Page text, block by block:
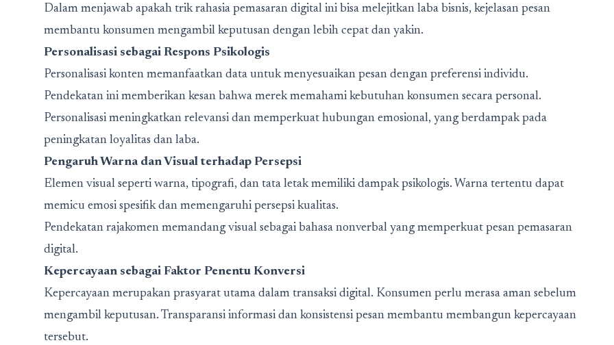
Dalam menjawab apakah trik rahasia pemasaran digital ini bisa melejitkan laba bisnis, kejelasan pesan
membantu konsumen mengambil keputusan dengan lebih cepat dan yakin.
Personalisasi sebagai Respons Psikologis
Personalisasi konten memanfaatkan data untuk menyesuaikan pesan dengan preferensi individu.
Pendekatan ini memberikan kesan bahwa merek memahami kebutuhan konsumen secara personal.
Personalisasi meningkatkan relevansi dan memperkuat hubungan emosional, yang berdampak pada
peningkatan loyalitas dan laba.
Pengaruh Warna dan Visual terhadap Persepsi
Elemen visual seperti warna, tipografi, dan tata letak memiliki dampak psikologis. Warna tertentu dapat
memicu emosi spesifik dan memengaruhi persepsi kualitas.
Pendekatan rajakomen memandang visual sebagai bahasa nonverbal yang memperkuat pesan pemasaran
digital.
Kepercayaan sebagai Faktor Penentu Konversi
Kepercayaan merupakan prasyarat utama dalam transaksi digital. Konsumen perlu merasa aman sebelum
mengambil keputusan. Transparansi informasi dan konsistensi pesan membantu membangun kepercayaan
tersebut.